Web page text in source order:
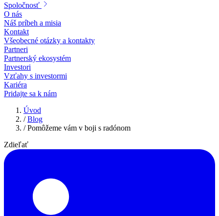
Spoločnosť
O nás
Náš príbeh a misia
Kontakt
Všeobecné otázky a kontakty
Partneri
Partnerský ekosystém
Investori
Vzťahy s investormi
Kariéra
Pridajte sa k nám
Úvod
/ Blog
/ Pomôžeme vám v boji s radónom
Zdieľať